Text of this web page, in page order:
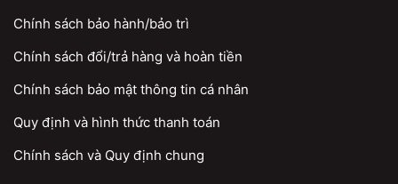
Chính sách bảo hành/bảo trì
Chính sách đổi/trả hàng và hoàn tiền
Chính sách bảo mật thông tin cá nhân
Quy định và hình thức thanh toán
Chính sách và Quy định chung